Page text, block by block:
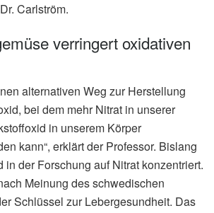
Carlström.
verringert oxidativen
alternativen Weg zur Herstellung
bei dem mehr Nitrat in unserer
in unserem Körper
kann“, erklärt der Professor. Bislang
in der Forschung auf Nitrat konzentriert.
Meinung des schwedischen
Schlüssel zur Lebergesundheit. Das